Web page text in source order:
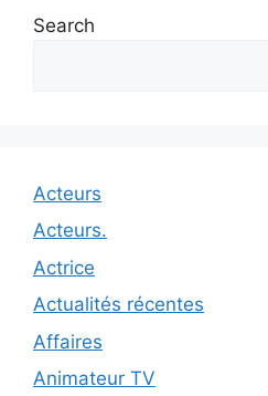
Search
Acteurs
Acteurs.
Actrice
Actualités récentes
Affaires
Animateur TV